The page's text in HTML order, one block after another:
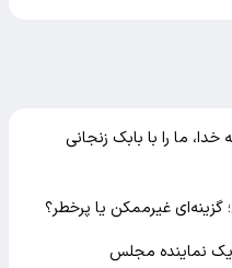
خدا، ما را با بابک زنجانی
گزینه‌ای غیرممکن یا پرخطر؟
یک نماینده مجلس